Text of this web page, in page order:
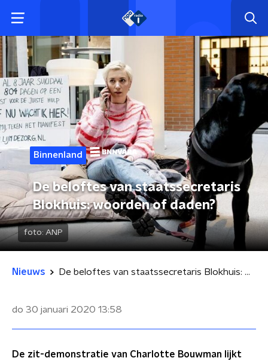
Binnenland
De beloftes van staatssecretaris
Blokhuis: woorden of daden?
foto: ANP
Nieuws De beloftes van staatssecretaris Blokhuis: woorden of daden?
do 30 januari 2020 13:58
De zit-demonstratie van Charlotte Bouwman lijkt